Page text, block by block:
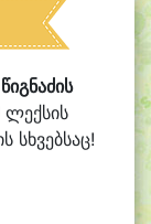
ლექსის
სხვებსაც!